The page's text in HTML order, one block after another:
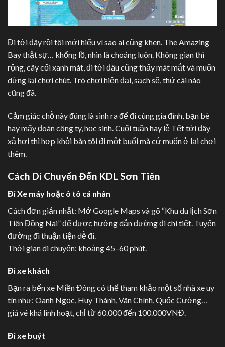
Đi tới đây rồi tôi mới hiểu vì sao ai cũng khen. The Amazing
Bay thật sự… khổng lồ, nhìn là choáng luôn. Không gian thì
rộng, cây cối xanh mát, đi tới đâu cũng thấy mát mắt và muốn
dừng lại chơi chút. Trò chơi hiện đại, sạch sẽ, thử cái nào
cũng đã.
Cảm giác chỗ này đúng là sinh ra để đi cùng gia đình, bạn bè
hay mấy đoàn công ty, học sinh. Cuối tuần hay lễ Tết tới đây
xả hơi thì hợp khỏi bàn tôi đi một buổi mà cứ muốn ở lại chơi
thêm.
Cách Di Chuyển Đến KDL Sơn Tiên
Đi Xe máy hoặc ô tô cá nhân
Cách đơn giản nhất: Mở Google Maps và gõ “Khu du lịch Sơn
Tiên Đồng Nai” để được hướng dẫn đường đi chi tiết. Tuyến
đường đi thuận tiện dễ đi.
Thời gian di chuyển: khoảng 45–60 phút.
Đi xe khách
Bạn ra bến xe Miền Đông có thể tham khảo một số nhà xe uy
tín như: Oanh Ngọc, Huy Thành, Vân Chính, Quốc Cường…
giá vé khá linh hoạt, chỉ từ 60.000 đến 100.000VNĐ.
Đi xe buýt